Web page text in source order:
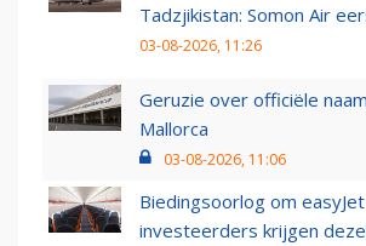
Tadzjikistan: Somon Air
03-08-2026, 11:26
Geruzie over officiële
Mallorca
03-08-2026, 11:06
Biedingsoorlog om
investeerders krijgen